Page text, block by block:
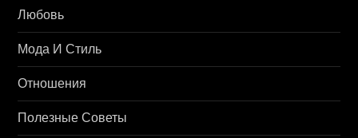
Любовь
Мода И Стиль
Отношения
Полезные Советы